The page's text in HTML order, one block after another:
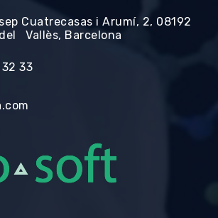
ep Cuatrecasas i Arumí, 2, 08192
Vallès, Barcelona
33